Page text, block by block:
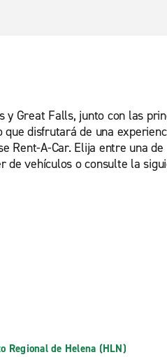
Great Falls, junto con las
disfrutará de una
A-Car. Elija entre una
de vehículos o consulte la
Regional de Helena (HLN)